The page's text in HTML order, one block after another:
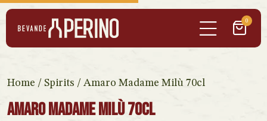
0
Home / Spirits / Amaro Madame Milù 70cl
Amaro Madame Milù 70cl